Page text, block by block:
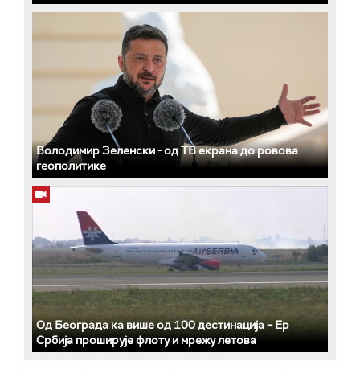
Володимир Зеленски - од ТВ екрана до ровова
геополитике
Од Београда ка више од 100 дестинација – Ер
Србија проширује флоту и мрежу летова